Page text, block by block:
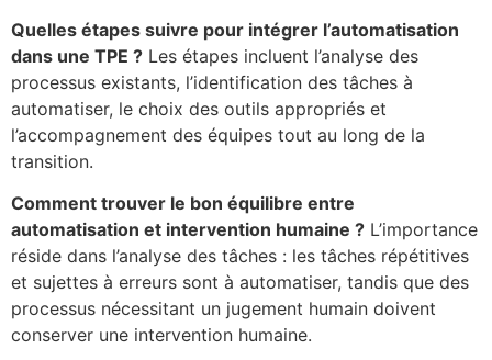
Quelles étapes suivre pour intégrer l’automatisation
dans une TPE ? Les étapes incluent l’analyse des
processus existants, l’identification des tâches à
automatiser, le choix des outils appropriés et
l’accompagnement des équipes tout au long de la
transition.
Comment trouver le bon équilibre entre
automatisation et intervention humaine ? L’importance
réside dans l’analyse des tâches : les tâches répétitives
et sujettes à erreurs sont à automatiser, tandis que des
processus nécessitant un jugement humain doivent
conserver une intervention humaine.